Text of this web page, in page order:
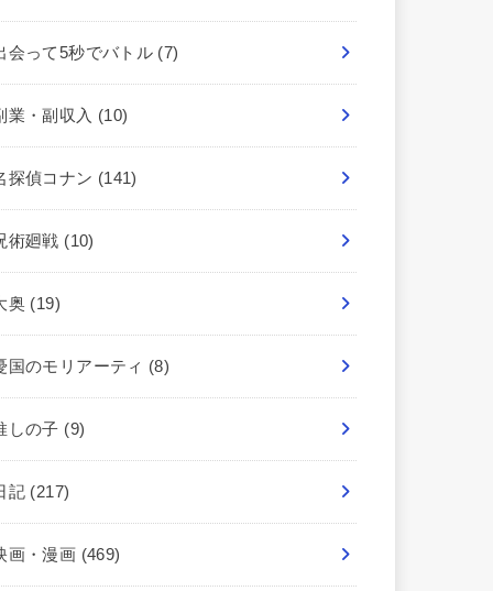
会って5秒でバトル (7)
業・副収入 (10)
探偵コナン (141)
術廻戦 (10)
奥 (19)
国のモリアーティ (8)
しの子 (9)
記 (217)
画・漫画 (469)